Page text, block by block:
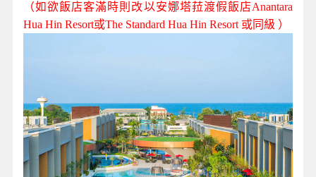
（如欲飯店客滿時則改以安娜塔菈渡假飯店Anantara
Hua Hin Resort或The Standard Hua Hin Resort 或同級 ）